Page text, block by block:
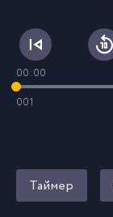
00:00
001
Таймер